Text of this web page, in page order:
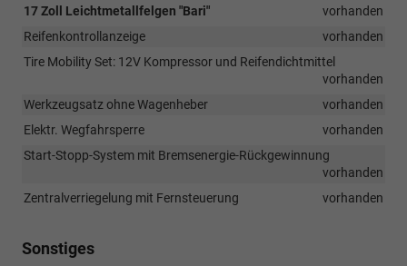
17 Zoll Leichtmetallfelgen "Bari"
vorhanden
Reifenkontrollanzeige
vorhanden
Tire Mobility Set: 12V Kompressor und Reifendichtmittel
vorhanden
Werkzeugsatz ohne Wagenheber
vorhanden
Elektr. Wegfahrsperre
vorhanden
Start-Stopp-System mit Bremsenergie-Rückgewinnung
vorhanden
Zentralverriegelung mit Fernsteuerung
vorhanden
Sonstiges